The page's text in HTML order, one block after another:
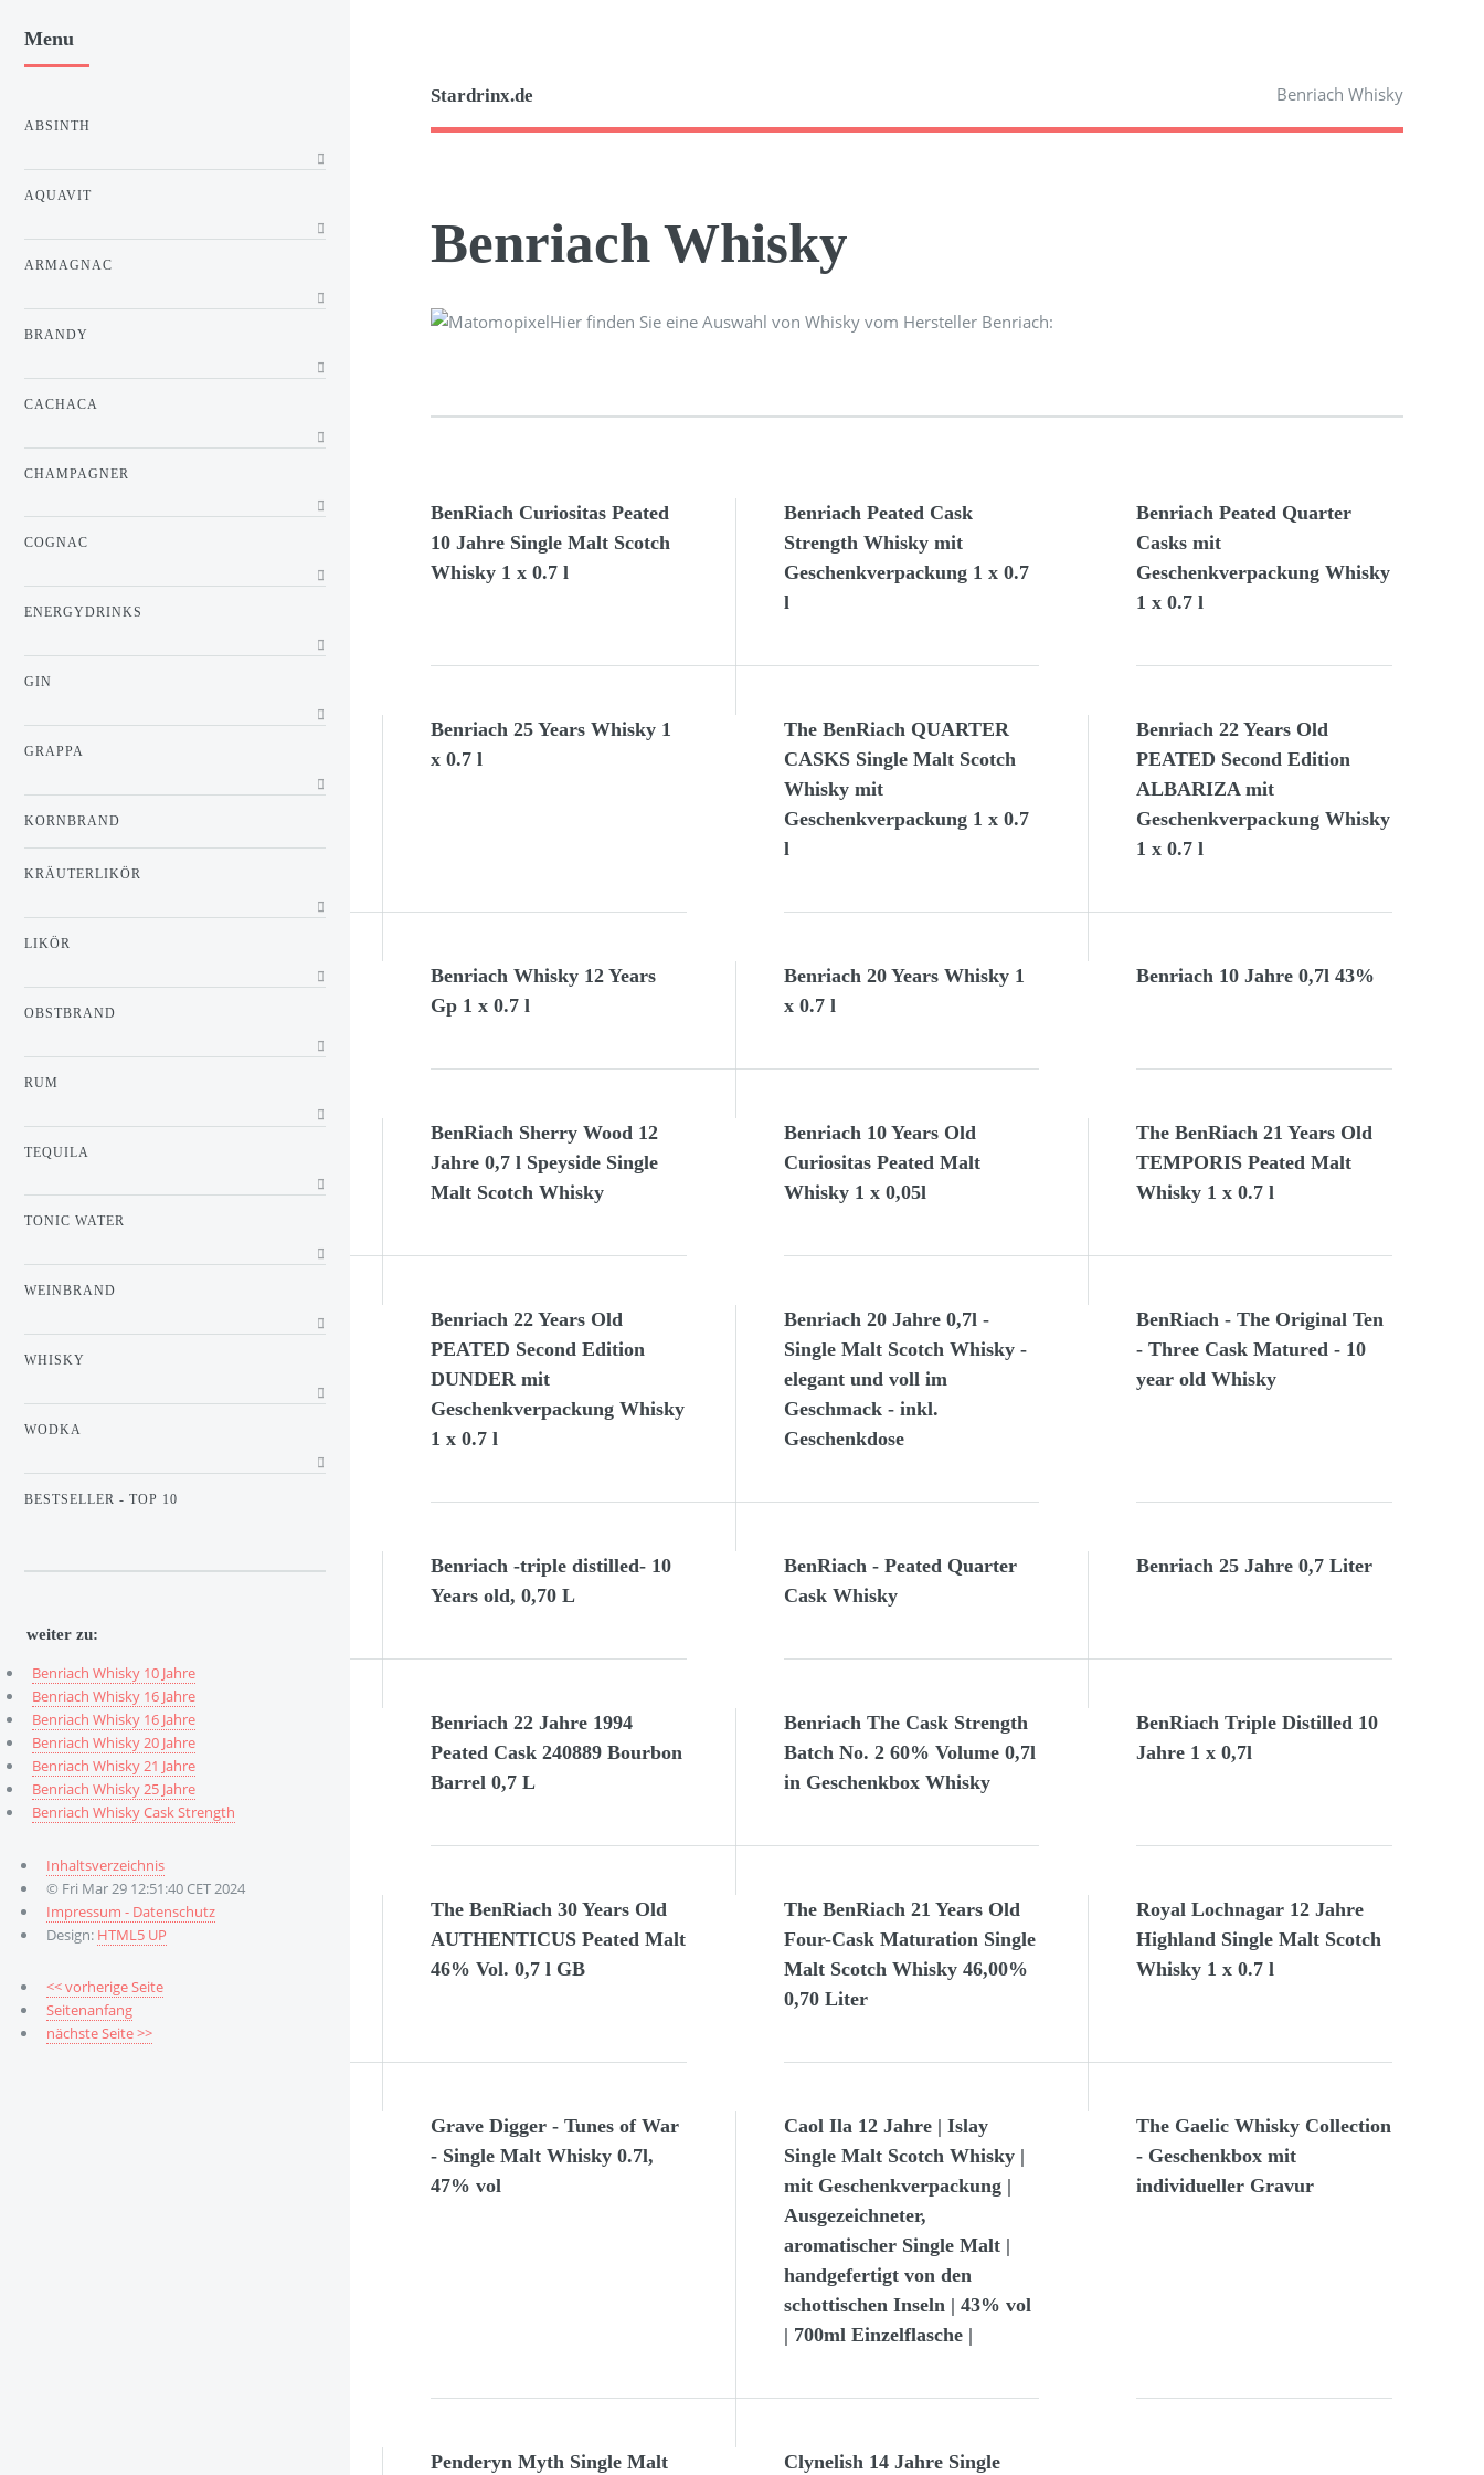
Stardrinx.de Benriach Whisky
Benriach Whisky
Hier finden Sie eine Auswahl von Whisky vom Hersteller Benriach:
BenRiach Curiositas Peated
10 Jahre Single Malt Scotch
Whisky 1 x 0.7 l
Benriach Peated Cask
Strength Whisky mit
Geschenkverpackung 1 x 0.7
l
Benriach Peated Quarter
Casks mit
Geschenkverpackung Whisky
1 x 0.7 l
Benriach 25 Years Whisky 1
x 0.7 l
The BenRiach QUARTER
CASKS Single Malt Scotch
Whisky mit
Geschenkverpackung 1 x 0.7
l
Benriach 22 Years Old
PEATED Second Edition
ALBARIZA mit
Geschenkverpackung Whisky
1 x 0.7 l
Benriach Whisky 12 Years
Gp 1 x 0.7 l
Benriach 20 Years Whisky 1
x 0.7 l
Benriach 10 Jahre 0,7l 43%
BenRiach Sherry Wood 12
Jahre 0,7 l Speyside Single
Malt Scotch Whisky
Benriach 10 Years Old
Curiositas Peated Malt
Whisky 1 x 0,05l
The BenRiach 21 Years Old
TEMPORIS Peated Malt
Whisky 1 x 0.7 l
Benriach 22 Years Old
PEATED Second Edition
DUNDER mit
Geschenkverpackung Whisky
1 x 0.7 l
Benriach 20 Jahre 0,7l -
Single Malt Scotch Whisky -
elegant und voll im
Geschmack - inkl.
Geschenkdose
BenRiach - The Original Ten
- Three Cask Matured - 10
year old Whisky
Benriach -triple distilled- 10
Years old, 0,70 L
BenRiach - Peated Quarter
Cask Whisky
Benriach 25 Jahre 0,7 Liter
Benriach 22 Jahre 1994
Peated Cask 240889 Bourbon
Barrel 0,7 L
Benriach The Cask Strength
Batch No. 2 60% Volume 0,7l
in Geschenkbox Whisky
BenRiach Triple Distilled 10
Jahre 1 x 0,7l
The BenRiach 30 Years Old
AUTHENTICUS Peated Malt
46% Vol. 0,7 l GB
The BenRiach 21 Years Old
Four-Cask Maturation Single
Malt Scotch Whisky 46,00%
0,70 Liter
Royal Lochnagar 12 Jahre
Highland Single Malt Scotch
Whisky 1 x 0.7 l
Grave Digger - Tunes of War
- Single Malt Whisky 0.7l,
47% vol
Caol Ila 12 Jahre | Islay
Single Malt Scotch Whisky |
mit Geschenkverpackung |
Ausgezeichneter,
aromatischer Single Malt |
handgefertigt von den
schottischen Inseln | 43% vol
| 700ml Einzelflasche |
The Gaelic Whisky Collection
- Geschenkbox mit
individueller Gravur
Penderyn Myth Single Malt Clynelish 14 Jahre Single
Menu
ABSINTH
AQUAVIT
ARMAGNAC
BRANDY
CACHACA
CHAMPAGNER
COGNAC
ENERGYDRINKS
GIN
GRAPPA
KORNBRAND
KRÄUTERLIKÖR
LIKÖR
OBSTBRAND
RUM
TEQUILA
TONIC WATER
WEINBRAND
WHISKY
WODKA
BESTSELLER - TOP 10
weiter zu:
Benriach Whisky 10 Jahre
Benriach Whisky 16 Jahre
Benriach Whisky 16 Jahre
Benriach Whisky 20 Jahre
Benriach Whisky 21 Jahre
Benriach Whisky 25 Jahre
Benriach Whisky Cask Strength
Inhaltsverzeichnis
© Fri Mar 29 12:51:40 CET 2024
Impressum - Datenschutz
Design: HTML5 UP
<< vorherige Seite
Seitenanfang
nächste Seite >>